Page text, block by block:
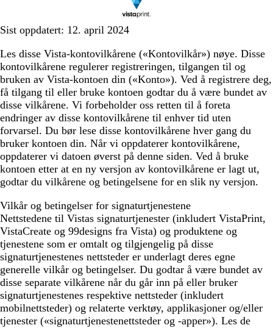
Sist oppdatert: 12. april 2024
Les disse Vista-kontovilkårene («Kontovilkår») nøye. Disse
kontovilkårene regulerer registreringen, tilgangen til og
bruken av Vista-kontoen din («Konto»). Ved å registrere deg,
få tilgang til eller bruke kontoen godtar du å være bundet av
disse vilkårene. Vi forbeholder oss retten til å foreta
endringer av disse kontovilkårene til enhver tid uten
forvarsel. Du bør lese disse kontovilkårene hver gang du
bruker kontoen din. Når vi oppdaterer kontovilkårene,
oppdaterer vi datoen øverst på denne siden. Ved å bruke
kontoen etter at en ny versjon av kontovilkårene er lagt ut,
godtar du vilkårene og betingelsene for en slik ny versjon.
Vilkår og betingelser for signaturtjenestene
Nettstedene til Vistas signaturtjenester (inkludert VistaPrint,
VistaCreate og 99designs fra Vista) og produktene og
tjenestene som er omtalt og tilgjengelig på disse
signaturtjenestenes nettsteder er underlagt deres egne
generelle vilkår og betingelser. Du godtar å være bundet av
disse separate vilkårene når du går inn på eller bruker
signaturtjenestenes respektive nettsteder (inkludert
mobilnettsteder) og relaterte verktøy, applikasjoner og/eller
tjenester («signaturtjenestenettsteder og -apper»). Les de